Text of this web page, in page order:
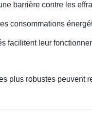
barrière contre les
consommations
facilitent leur
plus robustes peuvent